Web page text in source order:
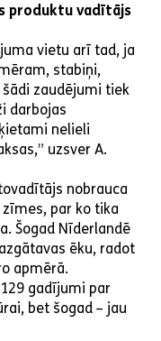
produktu vadītājs
vietu arī tad, ja
stabiņi,
šādi zaudējumi tiek
darbojas
nelieli
uzsver A.
nobrauca
par ko tika
Šogad Nīderlandē
ēku, radot
apmērā.
gadījumi par
bet šogad – jau